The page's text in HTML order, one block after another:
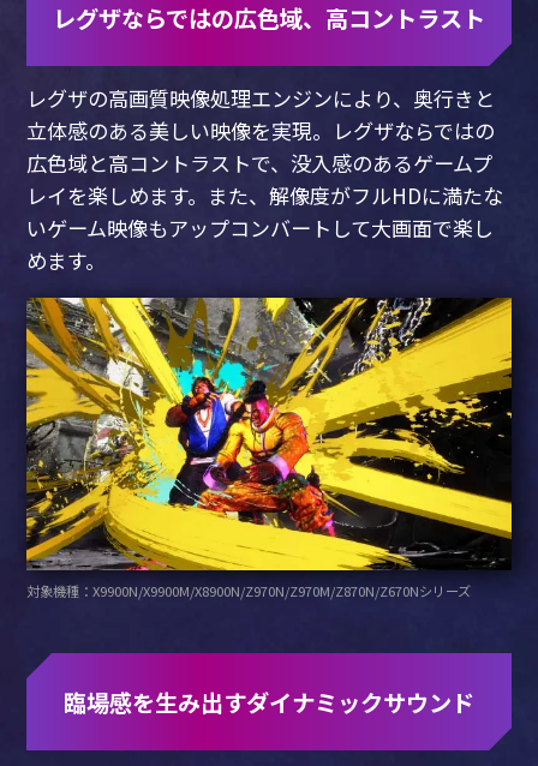
レグザならではの広色域、高コントラスト
レグザの高画質映像処理エンジンにより、奥行きと
立体感のある美しい映像を実現。 レグザならではの
広色域と高コントラストで、没入感のあるゲームプ
レイを楽しめます。 また、解像度がフルHDに満たな
いゲーム映像もアップコンバートして大画面で楽し
めます。
対象機種：X9900N/X9900M/X8900N/Z970N/Z970M/Z870N/Z670Nシリーズ
臨場感を生み出すダイナミックサウンド